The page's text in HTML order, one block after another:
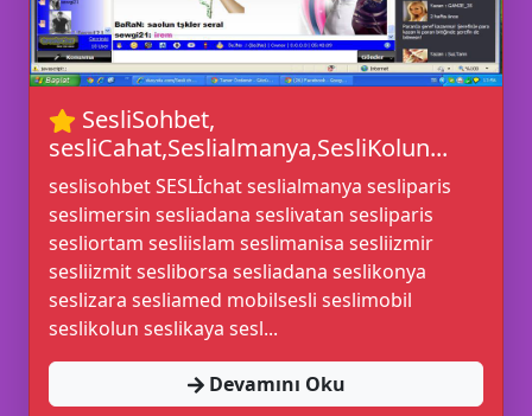
SesliSohbet,
sesliCahat,Seslialmanya,SesliKolun...
seslisohbet SESLİchat seslialmanya sesliparis
seslimersin sesliadana seslivatan sesliparis
sesliortam sesliislam seslimanisa sesliizmir
sesliizmit sesliborsa sesliadana seslikonya
seslizara sesliamed mobilsesli seslimobil
seslikolun seslikaya sesl...
Devamını Oku